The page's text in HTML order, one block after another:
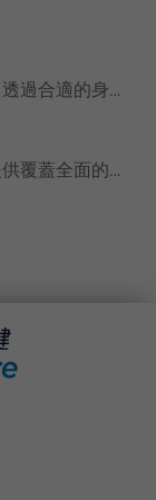
預防勝於治療常言道「預防勝於治療」，透過合適的身體檢查，能夠及早發現未知的疾病及健康問題，從而達到早發現，早醫治的效果。卓健醫療致力提倡公眾對基層保健及預防疾病的意識，提供一系列身體檢查及
本集團的企業醫療計劃能為你所有員工提供覆蓋全面的保障。我們了解合適的僱員計劃對於員工價值和保障的重要性，因此致力協助你選擇甚至度身訂制完善的方案，務求全面地照顧員工的身心健康，從而營造一個健康和諧的工作環境。與此同時，我們所提供的個案管理服務能助你認識各種職場風險，並安排適切的復康計劃，以讓員工在生病或受傷後盡快返回工作崗位。作為一間有遠見的醫療保健集團，我們不僅為你的員工提供優質醫療保健服務，亦致力在職場推廣健康教育和疾病預防的知識。